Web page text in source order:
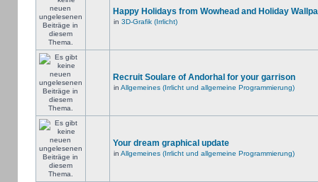
Happy Holidays from Wowhead and Holiday
in 3D-Grafik (Irrlicht)
Recruit Soulare of Andorhal for your garrison
in Allgemeines (Irrlicht und allgemeine Programmierung)
Your dream graphical update
in Allgemeines (Irrlicht und allgemeine Programmierung)